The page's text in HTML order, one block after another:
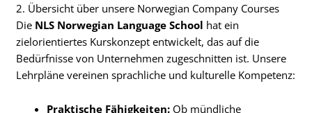
2. Übersicht über unsere Norwegian Company Courses
Die NLS Norwegian Language School hat ein
zielorientiertes Kurskonzept entwickelt, das auf die
Bedürfnisse von Unternehmen zugeschnitten ist. Unsere
Lehrpläne vereinen sprachliche und kulturelle Kompetenz:
Praktische Fähigkeiten: Ob mündliche